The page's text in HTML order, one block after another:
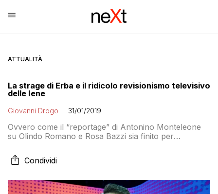
ATTUALITÀ
La strage di Erba e il ridicolo revisionismo televisivo
delle Iene
Giovanni Drogo 31/01/2019
Ovvero come il “reportage” di Antonino Monteleone
su Olindo Romano e Rosa Bazzi sia finito per
servizio delle Iene infatti fa pesanti insinuazioni sulle
presunte responsabilità di Pietro Castagna, che per
Iene frugano nel suo dolore
Condividi